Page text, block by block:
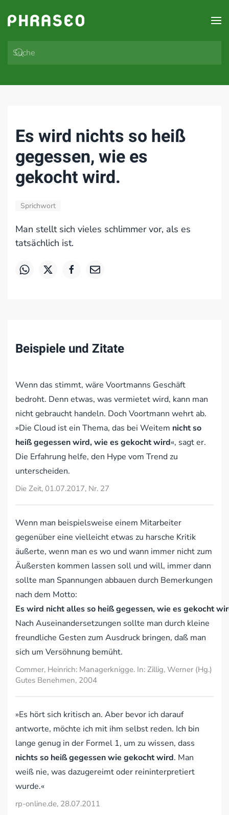
Zum Hauptinhalt springen
Es wird nichts so heiß
gegessen, wie es
gekocht wird.
Sprichwort
Man stellt sich vieles schlimmer vor, als es
tatsächlich ist.
Beispiele und Zitate
Wenn das stimmt, wäre Voortmanns Geschäft
bedroht. Denn etwas, was vermietet wird, kann man
nicht gebraucht handeln. Doch Voortmann wehrt ab.
»Die Cloud ist ein Thema, das bei Weitem nicht so
heiß gegessen wird, wie es gekocht wird«, sagt er.
Die Erfahrung helfe, den Hype vom Trend zu
unterscheiden.
Die Zeit, 01.07.2017, Nr. 27
Wenn man beispielsweise einem Mitarbeiter
gegenüber eine vielleicht etwas zu harsche Kritik
äußerte, wenn man es wo und wann immer nicht zum
Äußersten kommen lassen soll und will, immer dann
sollte man Spannungen abbauen durch Bemerkungen
nach dem Motto:
Es wird nicht alles so heiß gegessen, wie es gekocht
Nach Auseinandersetzungen sollte man durch kleine
freundliche Gesten zum Ausdruck bringen, daß man
sich um Versöhnung bemüht.
Commer, Heinrich: Managerknigge. In: Zillig, Werner (Hg.)
Gutes Benehmen, 2004
»Es hört sich kritisch an. Aber bevor ich darauf
antworte, möchte ich mit ihm selbst reden. Ich bin
lange genug in der Formel 1, um zu wissen, dass
nichts so heiß gegessen wie gekocht wird. Man
weiß nie, was dazugereimt oder reininterpretiert
wurde.«
rp-online.de, 28.07.2011